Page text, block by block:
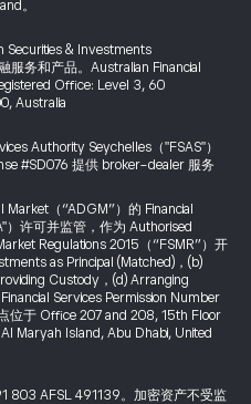
。
Securities & Investments
服务和产品。Australian Financial
Office: Level 3, 60
Australia
Authority Seychelles（"FSAS"）
#SD076 提供 broker-dealer 服务
Market（“ADGM”）的 Financial
）许可并监管，作为 Authorised
Regulations 2015（“FSMR”）开
as Principal (Matched)，(b)
Custody，(d) Arranging
Services Permission Number
位于 Office 207 and 208, 15th Floor
Maryah Island, Abu Dhabi, United
803 AFSL 491139。加密资产不受监